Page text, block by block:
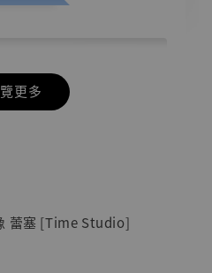
更多
蕾塞 [Time Studio]